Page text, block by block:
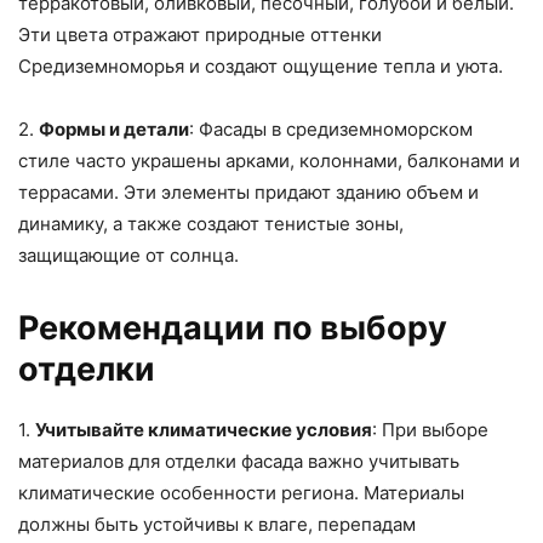
Эти цвета отражают природные оттенки
Средиземноморья и создают ощущение тепла и уюта.
2. Формы и детали: Фасады в средиземноморском
стиле часто украшены арками, колоннами, балконами и
террасами. Эти элементы придают зданию объем и
динамику, а также создают тенистые зоны,
защищающие от солнца.
Рекомендации по выбору
отделки
1. Учитывайте климатические условия: При выборе
материалов для отделки фасада важно учитывать
климатические особенности региона. Материалы
должны быть устойчивы к влаге, перепадам